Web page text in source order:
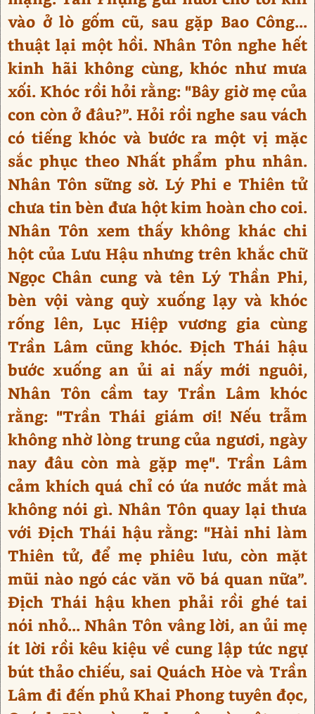
vào ở lò gốm cũ, sau gặp Bao Công...
thuật lại một hồi. Nhân Tôn nghe hết
kinh hãi không cùng, khóc như mưa
xối. Khóc rồi hỏi rằng: "Bây giờ mẹ của
con còn ở đâu?”. Hỏi rồi nghe sau vách
có tiếng khóc và bước ra một vị mặc
sắc phục theo Nhất phẩm phu nhân.
Nhân Tôn sững sờ. Lý Phi e Thiên tử
chưa tin bèn đưa hột kim hoàn cho coi.
Nhân Tôn xem thấy không khác chi
hột của Lưu Hậu nhưng trên khắc chữ
Ngọc Chân cung và tên Lý Thần Phi,
bèn vội vàng quỳ xuống lạy và khóc
rống lên, Lục Hiệp vương gia cùng
Trần Lâm cũng khóc. Địch Thái hậu
bước xuống an ủi ai nấy mới nguôi,
Nhân Tôn cầm tay Trần Lâm khóc
rằng: "Trần Thái giám ơi! Nếu trẫm
không nhờ lòng trung của ngươi, ngày
nay đâu còn mà gặp mẹ". Trần Lâm
cảm khích quá chỉ có ứa nước mắt mà
không nói gì. Nhân Tôn quay lại thưa
với Địch Thái hậu rằng: "Hài nhi làm
Thiên tử, để mẹ phiêu lưu, còn mặt
mũi nào ngó các văn võ bá quan nữa”.
Địch Thái hậu khen phải rồi ghé tai
nói nhỏ... Nhân Tôn vâng lời, an ủi mẹ
ít lời rồi kêu kiệu về cung lập tức ngự
bút thảo chiếu, sai Quách Hòe và Trần
Lâm đi đến phủ Khai Phong tuyên đọc,